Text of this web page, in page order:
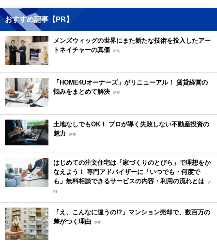
おすすめ記事【PR】
メンズウィッグの世界にまた新たな技術を投入したアー
トネイチャーの真価 [PR]
「HOME4Uオーナーズ」がリニューアル！ 賃貸経営の
悩みをまとめて解決 [PR]
土地なしでもOK！ プロが導く失敗しない不動産投資の
魅力
[PR]
はじめての注文住宅は「家づくりのとびら」で理想をか
なえよう！ 専門アドバイザーに「いつでも・何度で
も」無料相談できるサービスの内容・利用の流れとは [P
R]
「え、こんなに違うの!?」マンション売却で、数百万の
差がつく理由 [PR]